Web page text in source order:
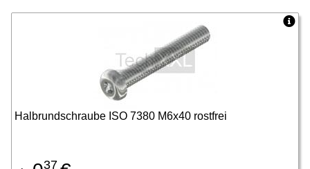
Halbrundschraube ISO 7380 M6x40 rostfrei
37